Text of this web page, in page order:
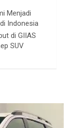
Menjadi
Indonesia
di GIIAS
SUV